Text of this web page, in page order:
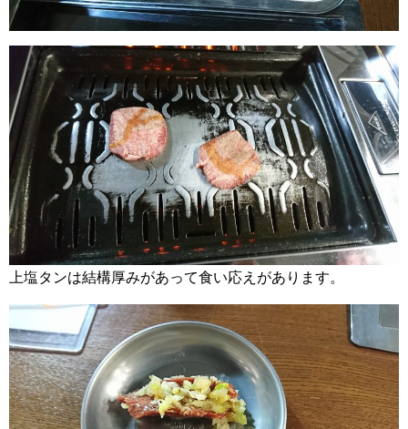
上塩タンは結構厚みがあって食い応えがあります。